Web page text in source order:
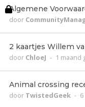
Algemene
door
2 kaartjes Willem
door ChloeJ - 1 maand
Animal crossing
door TwistedGeek -